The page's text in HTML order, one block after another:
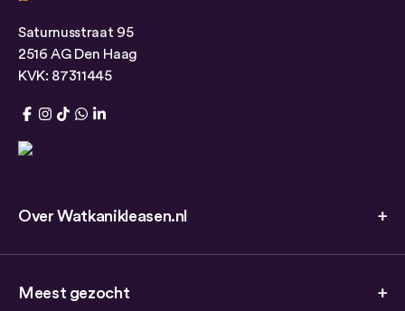
Saturnusstraat 95
2516 AG Den Haag
KVK: 87311445
Over Watkanikleasen.nl
Meest gezocht